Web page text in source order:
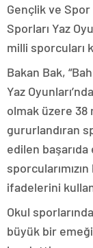
Gençlik ve Spor
Sporları Yaz
milli sporcuları
Bakan Bak,
Yaz
olmak üzere 38
gururlandıran
edilen
ifadelerini
Okul
büyük bir